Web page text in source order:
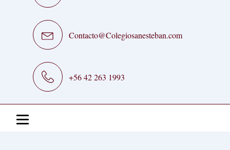
Contacto@Colegiosanesteban.com
+56 42 263 1993